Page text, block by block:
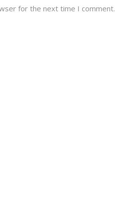
for the next time I comment.